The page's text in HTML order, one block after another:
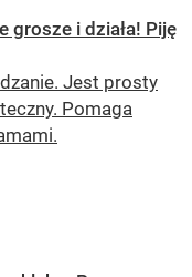
grosze i działa! Piję
Jest prosty
Pomaga